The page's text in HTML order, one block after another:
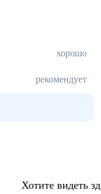
хорошо
рекомендует
Хотите видеть